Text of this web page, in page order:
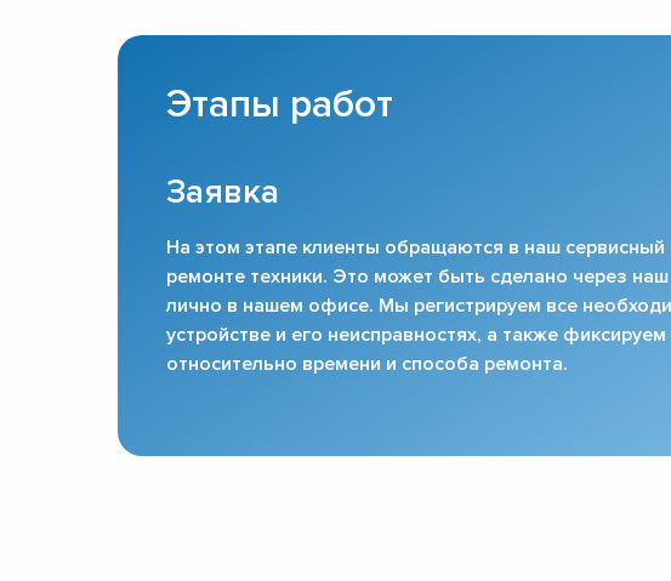
Этапы работ
Заявка
На этом этапе клиенты обращаются в наш сервисный
ремонте техники. Это может быть сделано через
лично в нашем офисе. Мы регистрируем все
устройстве и его неисправностях, а также
относительно времени и способа ремонта.